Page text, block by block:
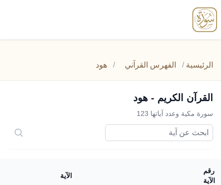
الرئيسية / الفهرس القرآني / هود
القرآن الكريم - هود
سورة مكية وعدد آياتها 123
رقم
الآية
الآية